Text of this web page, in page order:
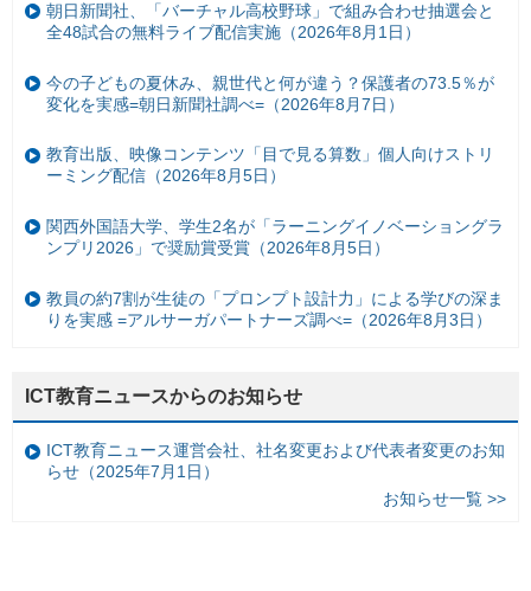
朝日新聞社、「バーチャル高校野球」で組み合わせ抽選会と
全48試合の無料ライブ配信実施（2026年8月1日）
今の子どもの夏休み、親世代と何が違う？保護者の73.5％が
変化を実感=朝日新聞社調べ=（2026年8月7日）
教育出版、映像コンテンツ「目で見る算数」個人向けストリ
ーミング配信（2026年8月5日）
関西外国語大学、学生2名が「ラーニングイノベーショングラ
ンプリ2026」で奨励賞受賞（2026年8月5日）
教員の約7割が生徒の「プロンプト設計力」による学びの深ま
りを実感 =アルサーガパートナーズ調べ=（2026年8月3日）
ICT教育ニュースからのお知らせ
ICT教育ニュース運営会社、社名変更および代表者変更のお知
らせ（2025年7月1日）
お知らせ一覧 >>